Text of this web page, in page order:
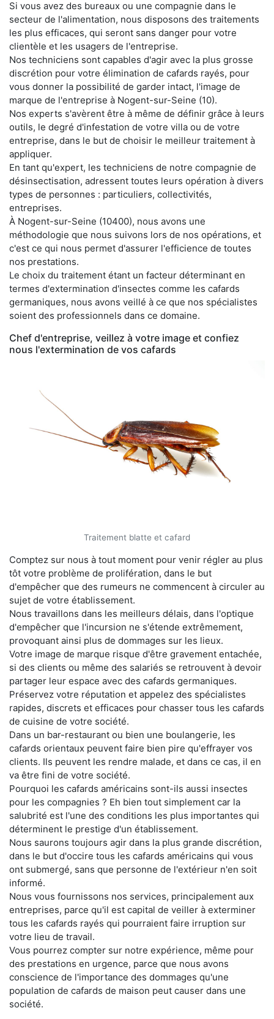
Si vous avez des bureaux ou une compagnie dans le
secteur de l'alimentation, nous disposons des traitements
les plus efficaces, qui seront sans danger pour votre
clientèle et les usagers de l'entreprise.
Nos techniciens sont capables d'agir avec la plus grosse
discrétion pour votre élimination de cafards rayés, pour
vous donner la possibilité de garder intact, l'image de
marque de l'entreprise à Nogent-sur-Seine (10).
Nos experts s'avèrent être à même de définir grâce à leurs
outils, le degré d'infestation de votre villa ou de votre
entreprise, dans le but de choisir le meilleur traitement à
appliquer.
En tant qu'expert, les techniciens de notre compagnie de
désinsectisation, adressent toutes leurs opération à divers
types de personnes : particuliers, collectivités,
entreprises.
À Nogent-sur-Seine (10400), nous avons une
méthodologie que nous suivons lors de nos opérations, et
c'est ce qui nous permet d'assurer l'efficience de toutes
nos prestations.
Le choix du traitement étant un facteur déterminant en
termes d'extermination d'insectes comme les cafards
germaniques, nous avons veillé à ce que nos spécialistes
soient des professionnels dans ce domaine.
Chef d'entreprise, veillez à votre image et confiez
nous l'extermination de vos cafards
Traitement blatte et cafard
Comptez sur nous à tout moment pour venir régler au plus
tôt votre problème de prolifération, dans le but
d'empêcher que des rumeurs ne commencent à circuler au
sujet de votre établissement.
Nous travaillons dans les meilleurs délais, dans l'optique
d'empêcher que l'incursion ne s'étende extrêmement,
provoquant ainsi plus de dommages sur les lieux.
Votre image de marque risque d'être gravement entachée,
si des clients ou même des salariés se retrouvent à devoir
partager leur espace avec des cafards germaniques.
Préservez votre réputation et appelez des spécialistes
rapides, discrets et efficaces pour chasser tous les cafards
de cuisine de votre société.
Dans un bar-restaurant ou bien une boulangerie, les
cafards orientaux peuvent faire bien pire qu'effrayer vos
clients. Ils peuvent les rendre malade, et dans ce cas, il en
va être fini de votre société.
Pourquoi les cafards américains sont-ils aussi insectes
pour les compagnies ? Eh bien tout simplement car la
salubrité est l'une des conditions les plus importantes qui
déterminent le prestige d'un établissement.
Nous saurons toujours agir dans la plus grande discrétion,
dans le but d'occire tous les cafards américains qui vous
ont submergé, sans que personne de l'extérieur n'en soit
informé.
Nous vous fournissons nos services, principalement aux
entreprises, parce qu'il est capital de veiller à exterminer
tous les cafards rayés qui pourraient faire irruption sur
votre lieu de travail.
Vous pourrez compter sur notre expérience, même pour
des prestations en urgence, parce que nous avons
conscience de l'importance des dommages qu'une
population de cafards de maison peut causer dans une
société.